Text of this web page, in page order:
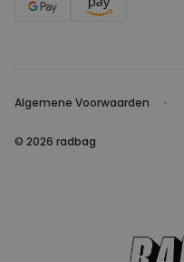
Algemene Voorwaarden
© 2026 radbag